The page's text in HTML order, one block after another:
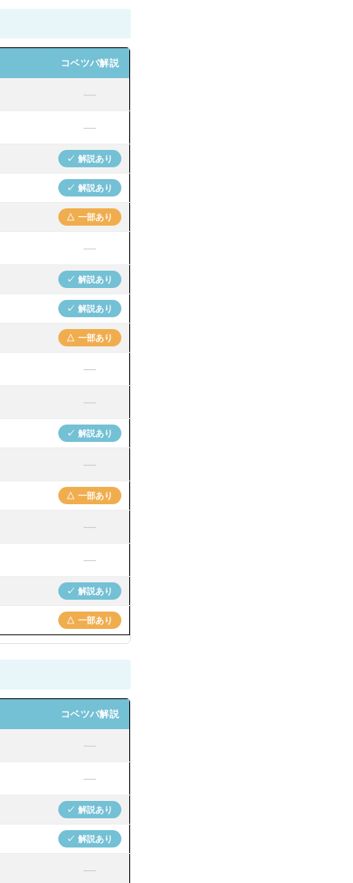
コベツバ解説
—
—
✓ 解説あり
✓ 解説あり
△ 一部あり
—
✓ 解説あり
✓ 解説あり
△ 一部あり
—
—
✓ 解説あり
—
△ 一部あり
—
—
✓ 解説あり
△ 一部あり
コベツバ解説
—
—
✓ 解説あり
✓ 解説あり
—